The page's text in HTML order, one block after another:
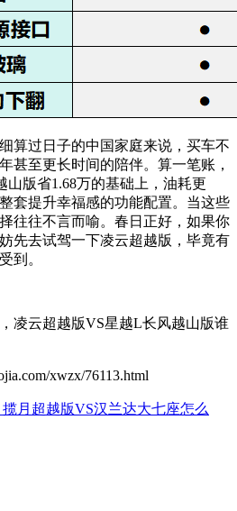
算过日子的中国家庭来说，买车不
甚至更长时间的陪伴。算一笔账，
版省1.68万的基础上，油耗更
套提升幸福感的功能配置。当这些
往往不言而喻。春日正好，如果你
先去试驾一下凌云超越版，毕竟有
到。
凌云超越版VS星越L长风越山版谁
xwzx/76113.html
月超越版VS汉兰达大七座怎么